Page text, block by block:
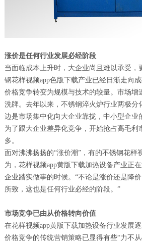
涨价是任何行业发展必经阶段
当面临成本上升时，大企业尚且难以承受，更
钢花样视频app色版下载产业已经日渐走向成熟
价格竞争转变为规模与技术的较量。市场
洗牌。去年以来，不锈钢淬火炉行业两极分
边是市场集中化向大企业靠拢，中小型企
为了跟大企业差异化竞争，开始抢占高毛
多。
面对沸沸扬扬的“涨价潮”，有的不锈钢花
为，花样视频app黄版下载加热设备产业正在
企业踏实做事的时候。“不论是涨价还是降
所致，这也是任何行业必经的阶段。”
市场竞争已由从价格转向价值
在花样视频app黄版下载加热设备行业发展逐
价格竞争的传统营销策略已显得有些“力不从心